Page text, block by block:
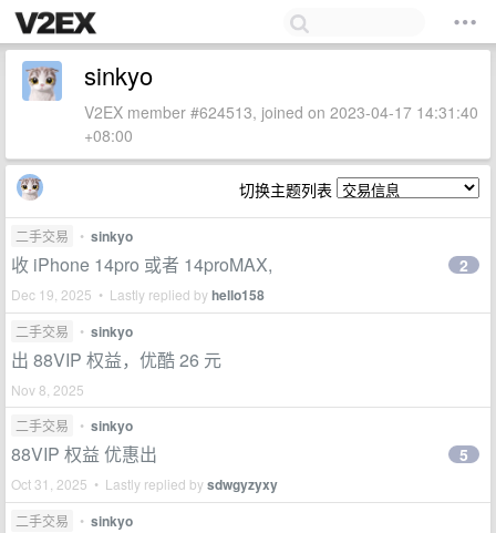
sinkyo
V2EX member #624513, joined on 2023-04-17 14:31:40
+08:00
切换主题列表
二手交易 • sinkyo
收 iPhone 14pro 或者 14proMAX,
Dec 19, 2025 • Lastly replied byhello158
2
二手交易 • sinkyo
出 88VIP 权益，优酷 26 元
Nov 8, 2025
二手交易
• sinkyo
88VIP 权益 优惠出
Oct 31, 2025 • Lastly replied bysdwgyzyxy
5
二手交易 • sinkyo